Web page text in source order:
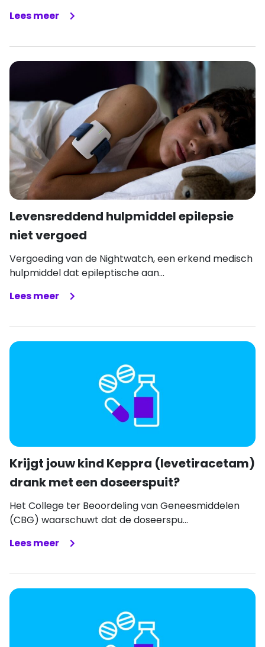
Lees meer
Levensreddend hulpmiddel epilepsie
niet vergoed
Vergoeding van de Nightwatch, een erkend medisch
hulpmiddel dat epileptische aan...
Lees meer
Krijgt jouw kind Keppra (levetiracetam)
drank met een doseerspuit?
Het College ter Beoordeling van Geneesmiddelen
(CBG) waarschuwt dat de doseerspu...
Lees meer